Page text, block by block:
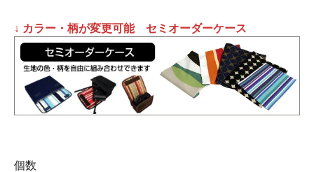
↓ カラー・柄が変更可能 セミオーダーケース
個数